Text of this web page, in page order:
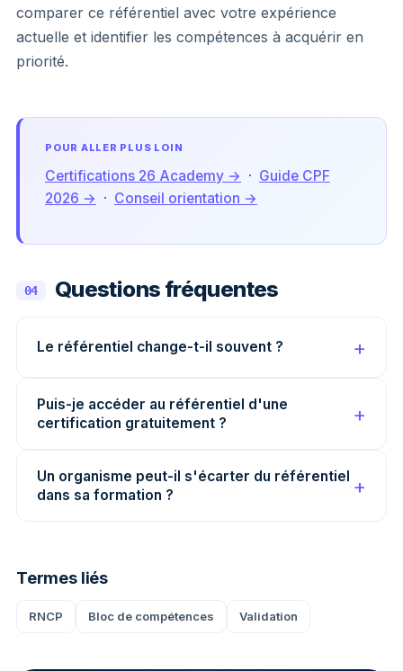
comparer ce référentiel avec votre expérience
actuelle et identifier les compétences à acquérir en
priorité.
POUR ALLER PLUS LOIN
Certifications 26 Academy → · Guide CPF
2026 → · Conseil orientation →
04 Questions fréquentes
Le référentiel change-t-il souvent ?
Puis-je accéder au référentiel d'une
certification gratuitement ?
Un organisme peut-il s'écarter du référentiel
dans sa formation ?
Termes liés
RNCP Bloc de compétences Validation